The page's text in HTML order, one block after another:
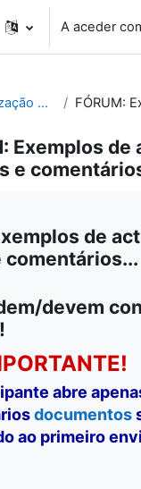
A aceder
Utilização e Organização de Laboratórios Escolares
Exemplos
e
de
comentários...
devem
abre
documentos
ao primeiro